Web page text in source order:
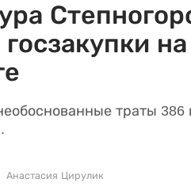
траты 386
Анастасия Цирулик